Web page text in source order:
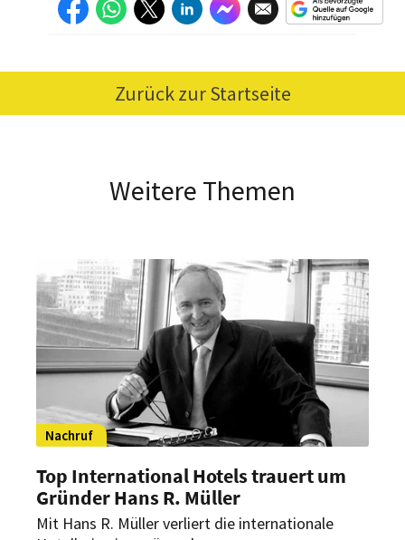
Zurück zur Startseite
Weitere Themen
Nachruf
Top International Hotels trauert um
Gründer Hans R. Müller
Mit Hans R. Müller verliert die internationale